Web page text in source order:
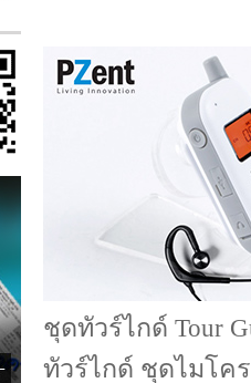
ชุดทัวร์ไกด์ Tour
ทัวร์ไกด์ ชุดไมโค